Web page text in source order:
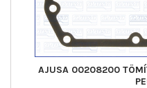
AJUSA 00208200